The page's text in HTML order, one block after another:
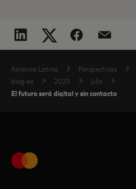
América Latina Perspectivas
blog-es
2020 julio
El futuro será digital y sin contacto